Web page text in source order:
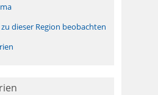
dieser Region beobachten